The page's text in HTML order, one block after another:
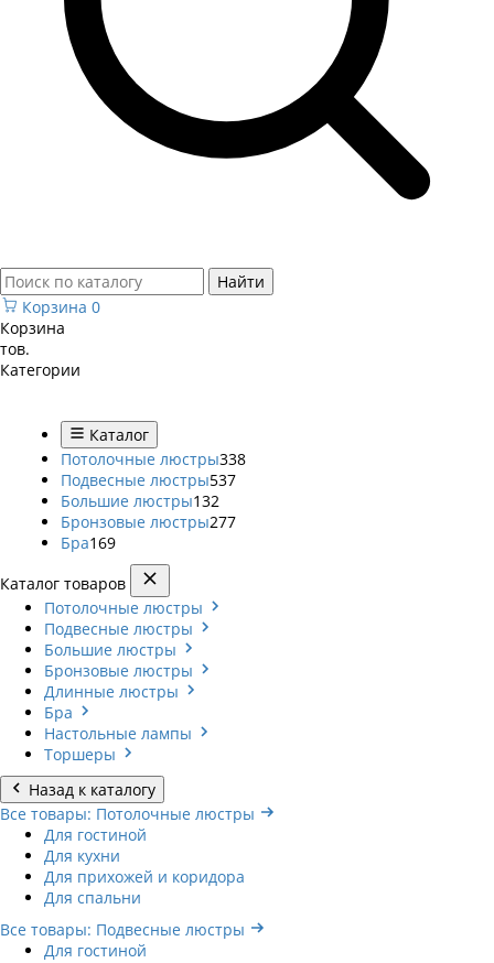
Найти
Корзина 0
Корзина
тов.
Категории
Каталог
Потолочные люстры338
Подвесные люстры537
Большие люстры132
Бронзовые люстры277
Бра169
Каталог товаров
Потолочные люстры
Подвесные люстры
Большие люстры
Бронзовые люстры
Длинные люстры
Бра
Настольные лампы
Торшеры
Назад к каталогу
Все товары: Потолочные люстры
Для гостиной
Для кухни
Для прихожей и коридора
Для спальни
Все товары: Подвесные люстры
Для гостиной